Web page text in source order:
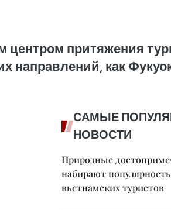
центром притяжения
направлений, как
САМЫЕ
НОВОСТИ
Природные
набирают
вьетнамских туристов